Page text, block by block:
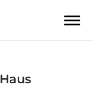
Haus